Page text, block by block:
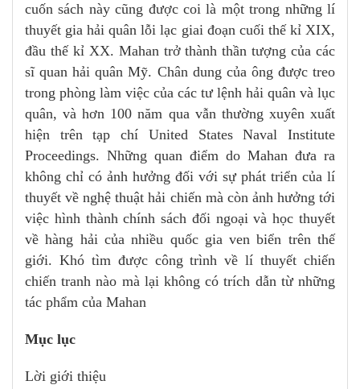
cuốn sách này cũng được coi là một trong những lí
thuyết gia hải quân lỗi lạc giai đoạn cuối thế kỉ XIX,
đầu thế kỉ XX. Mahan trở thành thần tượng của các
sĩ quan hải quân Mỹ. Chân dung của ông được treo
trong phòng làm việc của các tư lệnh hải quân và lục
quân, và hơn 100 năm qua vẫn thường xuyên xuất
hiện trên tạp chí United States Naval Institute
Proceedings. Những quan điểm do Mahan đưa ra
không chỉ có ảnh hưởng đối với sự phát triển của lí
thuyết về nghệ thuật hải chiến mà còn ảnh hưởng tới
việc hình thành chính sách đối ngoại và học thuyết
về hàng hải của nhiều quốc gia ven biển trên thế
giới. Khó tìm được công trình về lí thuyết chiến
chiến tranh nào mà lại không có trích dẫn từ những
tác phẩm của Mahan
Mục lục
Lời giới thiệu